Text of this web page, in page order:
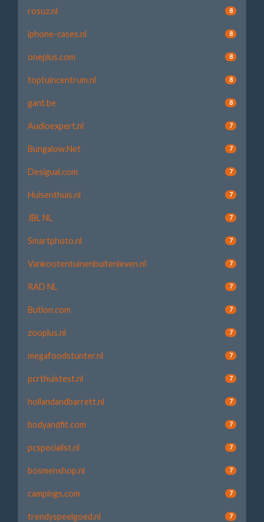
rosuz.nl 8
iphone-cases.nl 8
oneplus.com 8
toptuincentrum.nl 8
gant.be 8
Audioexpert.nl 7
Bungalow.Net 7
Desigual.com 7
Huisenthuis.nl 7
JBL NL 7
Smartphoto.nl 7
Vankootentuinenbuitenleven.nl 7
RAD NL 7
Butlon.com 7
zooplus.nl 7
megafoodstunter.nl 7
pcrthuistest.nl 7
hollandandbarrett.nl 7
bodyandfit.com 7
pcspecialist.nl 7
bosmenshop.nl 7
campings.com 7
trendyspeelgoed.nl 7